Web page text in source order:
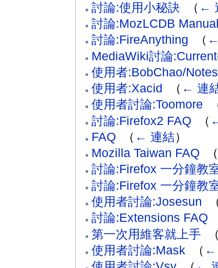
討論:使用小秘訣
（ ←
討論:MozLCDB
討論:FireAnything
（
MediaWiki討論
使用者:BobChao/Notes
使用者:Xacid
（ ← 連
使用者討論:Toomore
討論:Firefox2 FAQ‎ （
FAQ‎ （ ← 連結）
Mozilla Taiwan FAQ‎
（
討論:Firefox 一分鐘教
討論:Firefox 一分鐘教
使用者討論:Josesun
討論:Extensions FAQ‎
第一次用維客就上手
使用者討論:Mask
（ ←